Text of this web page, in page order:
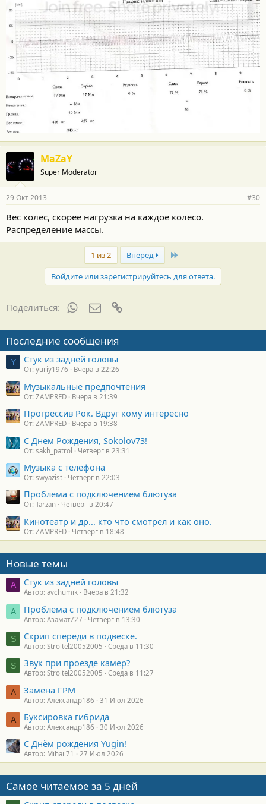
MaZaY
Super Moderator
29 Окт 2013 #30
Вес колес, скорее нагрузка на каждое колесо.
Распределение массы.
1 из 2 Вперёд Last
Войдите или зарегистрируйтесь для ответа.
Поделиться: WhatsAppЭлектронная почта
Последние сообщения
Y Стук из задней головы
От: yuriy1976 Вчера в 22:26
Музыкальные предпочтения
От: ZAMPRED Вчера в 21:39
Прогрессив Рок. Вдруг кому интересно
От: ZAMPRED Вчера в 19:38
С Днем Рождения, Sokolov73!
От: sakh_patrol Четверг в 23:31
Музыка с телефона
От: swyazist Четверг в 22:03
Проблема с подключением блютуза
От: Tarzan Четверг в 20:47
Кинотеатр и др... кто что смотрел и как оно.
От: ZAMPRED Четверг в 18:48
Новые темы
A Стук из задней головы
Автор: avchumik Вчера в 21:32
А Проблема с подключением блютуза
Автор: Азамат727 Четверг в 13:30
S Скрип спереди в подвеске.
Автор: Stroitel20052005 Среда в 11:30
S Звук при проезде камер?
Автор: Stroitel20052005 Среда в 11:27
А Замена ГРМ
Автор: Александр186 31 Июл 2026
А Буксировка гибрида
Автор: Александр186 30 Июл 2026
С Днём рождения Yugin!
Автор: Mihail71 27 Июл 2026
Самое читаемое за 5 дней